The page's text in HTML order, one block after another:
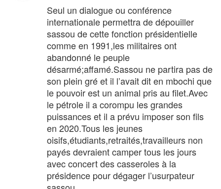
Seul un dialogue ou conférence
internationale permettra de dépouiller
sassou de cette fonction présidentielle
comme en 1991,les militaires ont
abandonné le peuple
désarmé;affamé.Sassou ne partira pas de
son plein gré et il l’avait dit en mbochi que
le pouvoir est un animal pris au filet.Avec
le pétrole il a corompu les grandes
puissances et il a prévu imposer son fils
en 2020.Tous les jeunes
oisifs,étudiants,retraités,travailleurs non
payés devraient camper tous les jours
avec concert des casseroles à la
présidence pour dégager l’usurpateur